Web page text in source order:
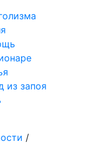
из запоя
/